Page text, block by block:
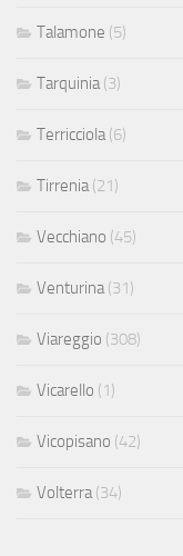
Talamone (5)
Tarquinia (3)
Terricciola (6)
Tirrenia (21)
Vecchiano (45)
Venturina (31)
Viareggio (308)
Vicarello (1)
Vicopisano (42)
Volterra (34)